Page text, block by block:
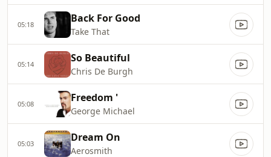
05:18 Back For Good
Take That
05:14 So Beautiful
Chris De Burgh
05:08 Freedom '
George Michael
05:03 Dream On
Aerosmith